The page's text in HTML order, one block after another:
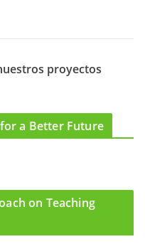
proyectos
a Better Future
on Teaching